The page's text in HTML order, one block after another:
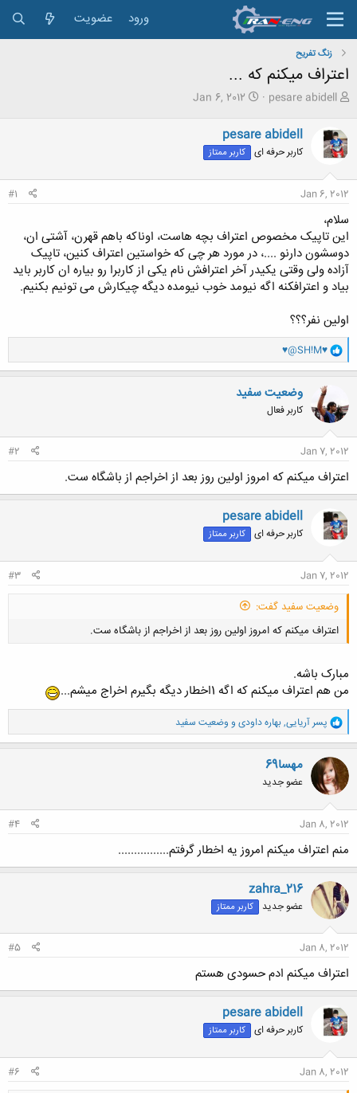
ورود عضویت
زنگ تفريح
اعتراف میکنم که ...
ش
و
ع
ک
ن
د
ه
م
و
ض
و
ع
pesare abidell
ت
ی
خ
ر
Jan 6, 2012
pesare abidell
کاربر حرفه ای کاربر ممتاز
Jan 6, 2012
#1
سلام،
این تاپیک مخصوص اعتراف بچه هاست، اوناکه باهم قهرن، آشتی ان،
دوسشون دارنو ....، در مورد هر چی که خواستین اعتراف کنین، تاپیک
آزاده ولی وقتی یکیدر آخر اعترافش نام یکی از کاربرا رو بیاره ان کاربر باید
بیاد و اعترافکنه اگه نیومد خوب نیومده دیگه چیکارش می تونیم بکنیم.
اولین نفر؟؟؟
و
ا
ک
ن
ش
ه
ا
♥@SH!M♥
وضعیت سفید
کاربر فعال
Jan 7, 2012
#2
اعتراف میکنم که امروز اولین روز بعد از اخراجم از باشگاه ست.
pesare abidell
کاربر حرفه ای کاربر ممتاز
Jan 7, 2012
#3
وضعیت سفید گفت:
اعتراف میکنم که امروز اولین روز بعد از اخراجم از باشگاه ست.
کلیک کنید تا باز شود...
مبارک باشه.
من هم اعتراف میکنم که اگه 1اخطار دیگه بگیرم اخراج میشم...
و
ا
ک
ن
ش
ه
ا
پسر آریایی,بهاره داودی و وضعیت سفید
مهسا69
عضو جدید
Jan 8, 2012
#4
منم اعتراف میکنم امروز یه اخطار گرفتم................
zahra_216
عضو جدید کاربر ممتاز
Jan 8, 2012
#5
اعتراف میکنم ادم حسودی هستم
pesare abidell
کاربر حرفه ای کاربر ممتاز
Jan 8, 2012
#6